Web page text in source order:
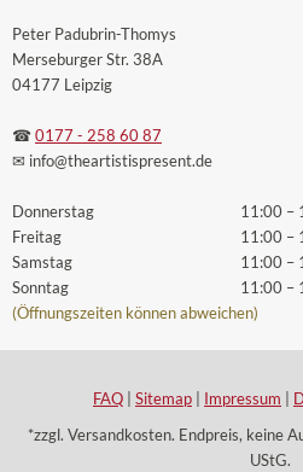
Peter Padubrin-Thomys
Merseburger Str. 38A
04177 Leipzig
☎ 0177 - 258 60 87
✉ info@theartistispresent.de
Donnerstag
Freitag
Samstag
Sonntag
11:00 –
11:00 –
11:00 –
11:00 –
(Öffnungszeiten können abweichen)
FAQ Sitemap Impressum
*zzgl. Versandkosten. Endpreis, keine
UStG.